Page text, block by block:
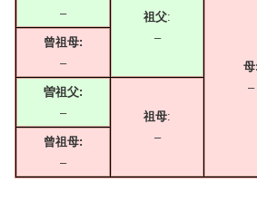
–
祖父:
–
母:
–
曾祖母:
–
曽祖父:
–
祖母:
–
曾祖母:
–